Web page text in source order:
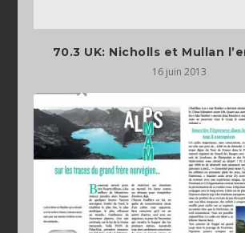
70.3 UK: Nicholls et Mullan
16 juin 2013